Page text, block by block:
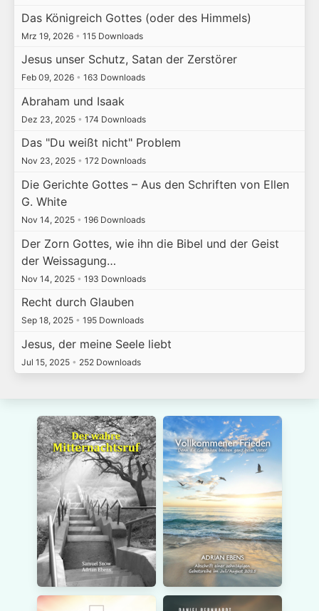
Das Königreich Gottes (oder des Himmels)
Mrz 19, 2026 • 115 Downloads
Jesus unser Schutz, Satan der Zerstörer
Feb 09, 2026 • 163 Downloads
Abraham und Isaak
Dez 23, 2025 • 174 Downloads
Das "Du weißt nicht" Problem
Nov 23, 2025 • 172 Downloads
Die Gerichte Gottes – Aus den Schriften von Ellen
G. White
Nov 14, 2025 • 196 Downloads
Der Zorn Gottes, wie ihn die Bibel und der Geist
der Weissagung…
Nov 14, 2025 • 193 Downloads
Recht durch Glauben
Sep 18, 2025 • 195 Downloads
Jesus, der meine Seele liebt
Jul 15, 2025 • 252 Downloads